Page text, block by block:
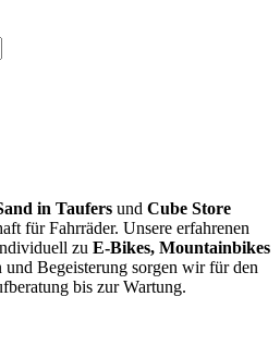
in Taufers und Cube Store
für Fahrräder. Unsere erfahrenen
zu E-Bikes, Mountainbikes
und Begeisterung sorgen wir für den
bis zur Wartung.